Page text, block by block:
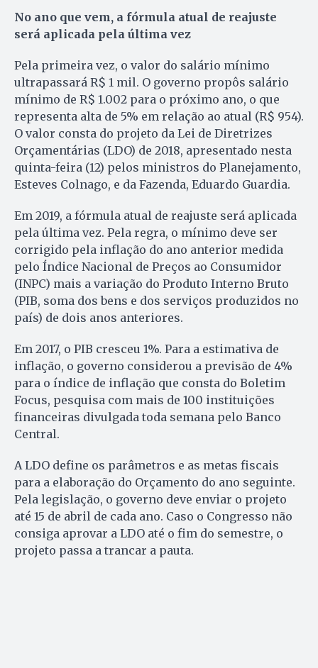
No ano que vem, a fórmula atual de reajuste
será aplicada pela última vez
Pela primeira vez, o valor do salário mínimo
ultrapassará R$ 1 mil. O governo propôs salário
mínimo de R$ 1.002 para o próximo ano, o que
representa alta de 5% em relação ao atual (R$ 954).
O valor consta do projeto da Lei de Diretrizes
Orçamentárias (LDO) de 2018, apresentado nesta
quinta-feira (12) pelos ministros do Planejamento,
Esteves Colnago, e da Fazenda, Eduardo Guardia.
Em 2019, a fórmula atual de reajuste será aplicada
pela última vez. Pela regra, o mínimo deve ser
corrigido pela inflação do ano anterior medida
pelo Índice Nacional de Preços ao Consumidor
(INPC) mais a variação do Produto Interno Bruto
(PIB, soma dos bens e dos serviços produzidos no
país) de dois anos anteriores.
Em 2017, o PIB cresceu 1%. Para a estimativa de
inflação, o governo considerou a previsão de 4%
para o índice de inflação que consta do Boletim
Focus, pesquisa com mais de 100 instituições
financeiras divulgada toda semana pelo Banco
Central.
A LDO define os parâmetros e as metas fiscais
para a elaboração do Orçamento do ano seguinte.
Pela legislação, o governo deve enviar o projeto
até 15 de abril de cada ano. Caso o Congresso não
consiga aprovar a LDO até o fim do semestre, o
projeto passa a trancar a pauta.